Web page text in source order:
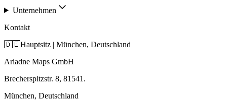
Unternehmen
Kontakt
🇩🇪Hauptsitz | München, Deutschland
Ariadne Maps GmbH
Brecherspitzstr. 8, 81541.
München, Deutschland